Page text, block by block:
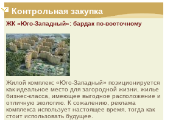
Контрольная закупка
ЖК «Юго-Западный»: бардак по-восточному
Жилой комплекс «Юго-Западный» позиционируется
как идеальное место для загородной жизни, жилье
бизнес-класса, имеющее выгодное расположение и
отличную экологию. К сожалению, реклама
комплекса использует настоящее время, тогда как
стоит использовать будущее.